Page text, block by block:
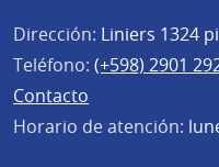
Dirección: Liniers 1324
Teléfono: (+598) 2901
Contacto
Horario de atención: